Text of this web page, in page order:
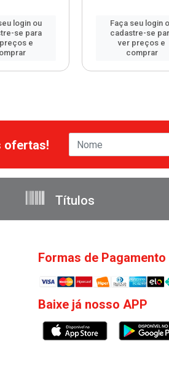
login ou
se para
e
Faça seu login
cadastre-se
ver preços e
comprar
ofertas!
Títulos
Formas de Pagamento
Baixe já nosso APP